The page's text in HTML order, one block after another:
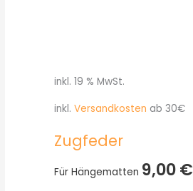
inkl. 19 % MwSt.
inkl. Versandkosten ab 30€
Zugfeder
Für Hängematten 9,00€